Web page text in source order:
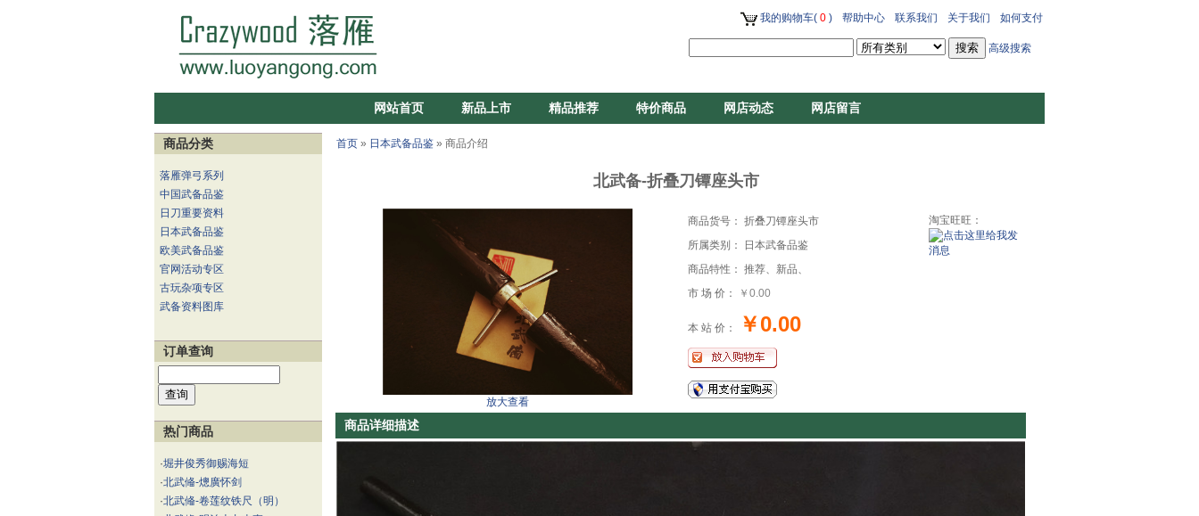
我的购物车( 0 ) 帮助中心 联系我们 关于我们 如何支付
高级搜索
网站首页 新品上市 精品推荐 特价商品 网店动态 网店留言
商品分类
落雁弹弓系列
中国武备品鉴
日刀重要资料
日本武备品鉴
欧美武备品鉴
官网活动专区
古玩杂项专区
武备资料图库
订单查询
热门商品
·堀井俊秀御赐海短
·北武偹-熜廣怀剑
·北武偹-卷莲纹铁尺（明）
首页 » 日本武备品鉴 » 商品介绍
北武备-折叠刀镡座头市
放大查看
商品货号： 折叠刀镡座头市
所属类别： 日本武备品鉴
商品特性： 推荐、新品、
市 场 价：
￥0.00
本 站 价： ￥0.00
淘宝旺旺：
商品详细描述